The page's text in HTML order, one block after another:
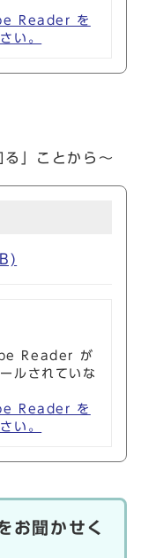
Reader を
い。
」ことから～
Reader が
ルされていな
Reader を
い。
お聞かせく